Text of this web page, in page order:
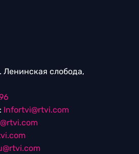
Ленинская слобода,
Infortvi@rtvi.com